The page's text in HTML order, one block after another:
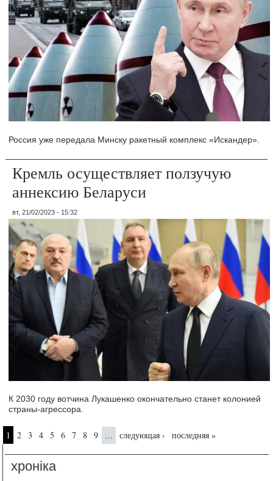
Россия уже передала Минску ракетный комплекс «Искандер».
Кремль осуществляет ползучую
аннексию Беларуси
вт, 21/02/2023 - 15:32
К 2030 году вотчина Лукашенко окончательно станет колонией
страны-агрессора.
Страницы
1 2 3 4 5 6 7 8 9 … следующая › последняя »
хроніка